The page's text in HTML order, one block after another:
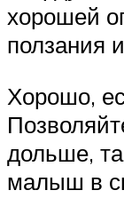
хорошей
ползания
Хорошо,
дольше,
малыш в